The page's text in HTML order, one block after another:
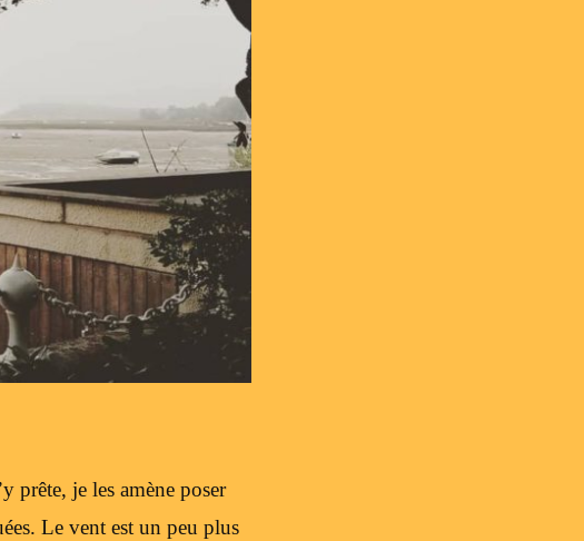
prête, je les amène poser
Le vent est un peu plus